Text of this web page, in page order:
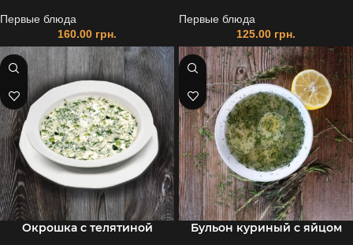
Первые блюда
160.00 грн.
Первые блюда
125.00 грн.
Окрошка с телятиной Бульон куриный с яйцом